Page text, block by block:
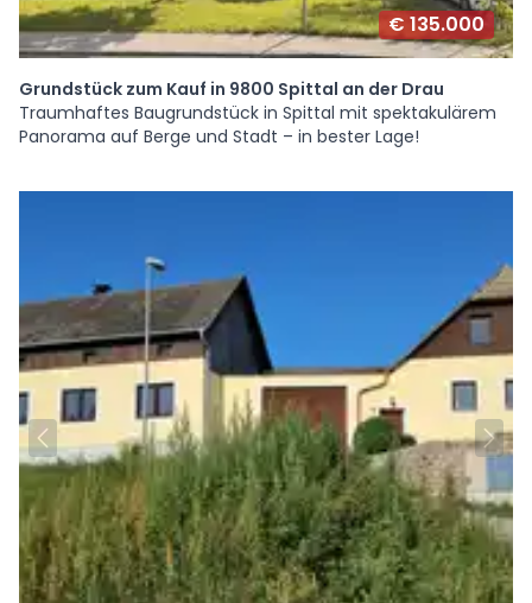
€ 135.000
Grundstück zum Kauf in 9800 Spittal an der Drau
Traumhaftes Baugrundstück in Spittal mit spektakulärem
Panorama auf Berge und Stadt – in bester Lage!